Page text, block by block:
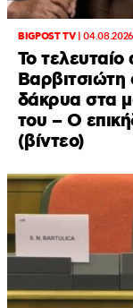
BIGPOST TV|
Το τελευταίο
δάκρυα στα
του – Ο
(βίντεο)